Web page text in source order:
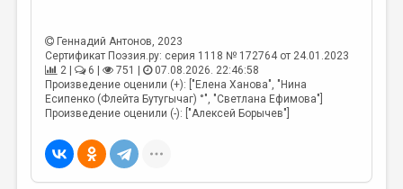
Геннадий Антонов , 2023
Сертификат Поэзия.ру: серия 1118 № 172764 от 24.01.2023
2 |
6 | 751 |
07.08.2026. 22:46:58
Произведение оценили (+): ["Елена Ханова", "Нина
Есипенко (Флейта Бутугычаг) °", "Светлана Ефимова"]
Произведение оценили (-): ["Алексей Борычев"]